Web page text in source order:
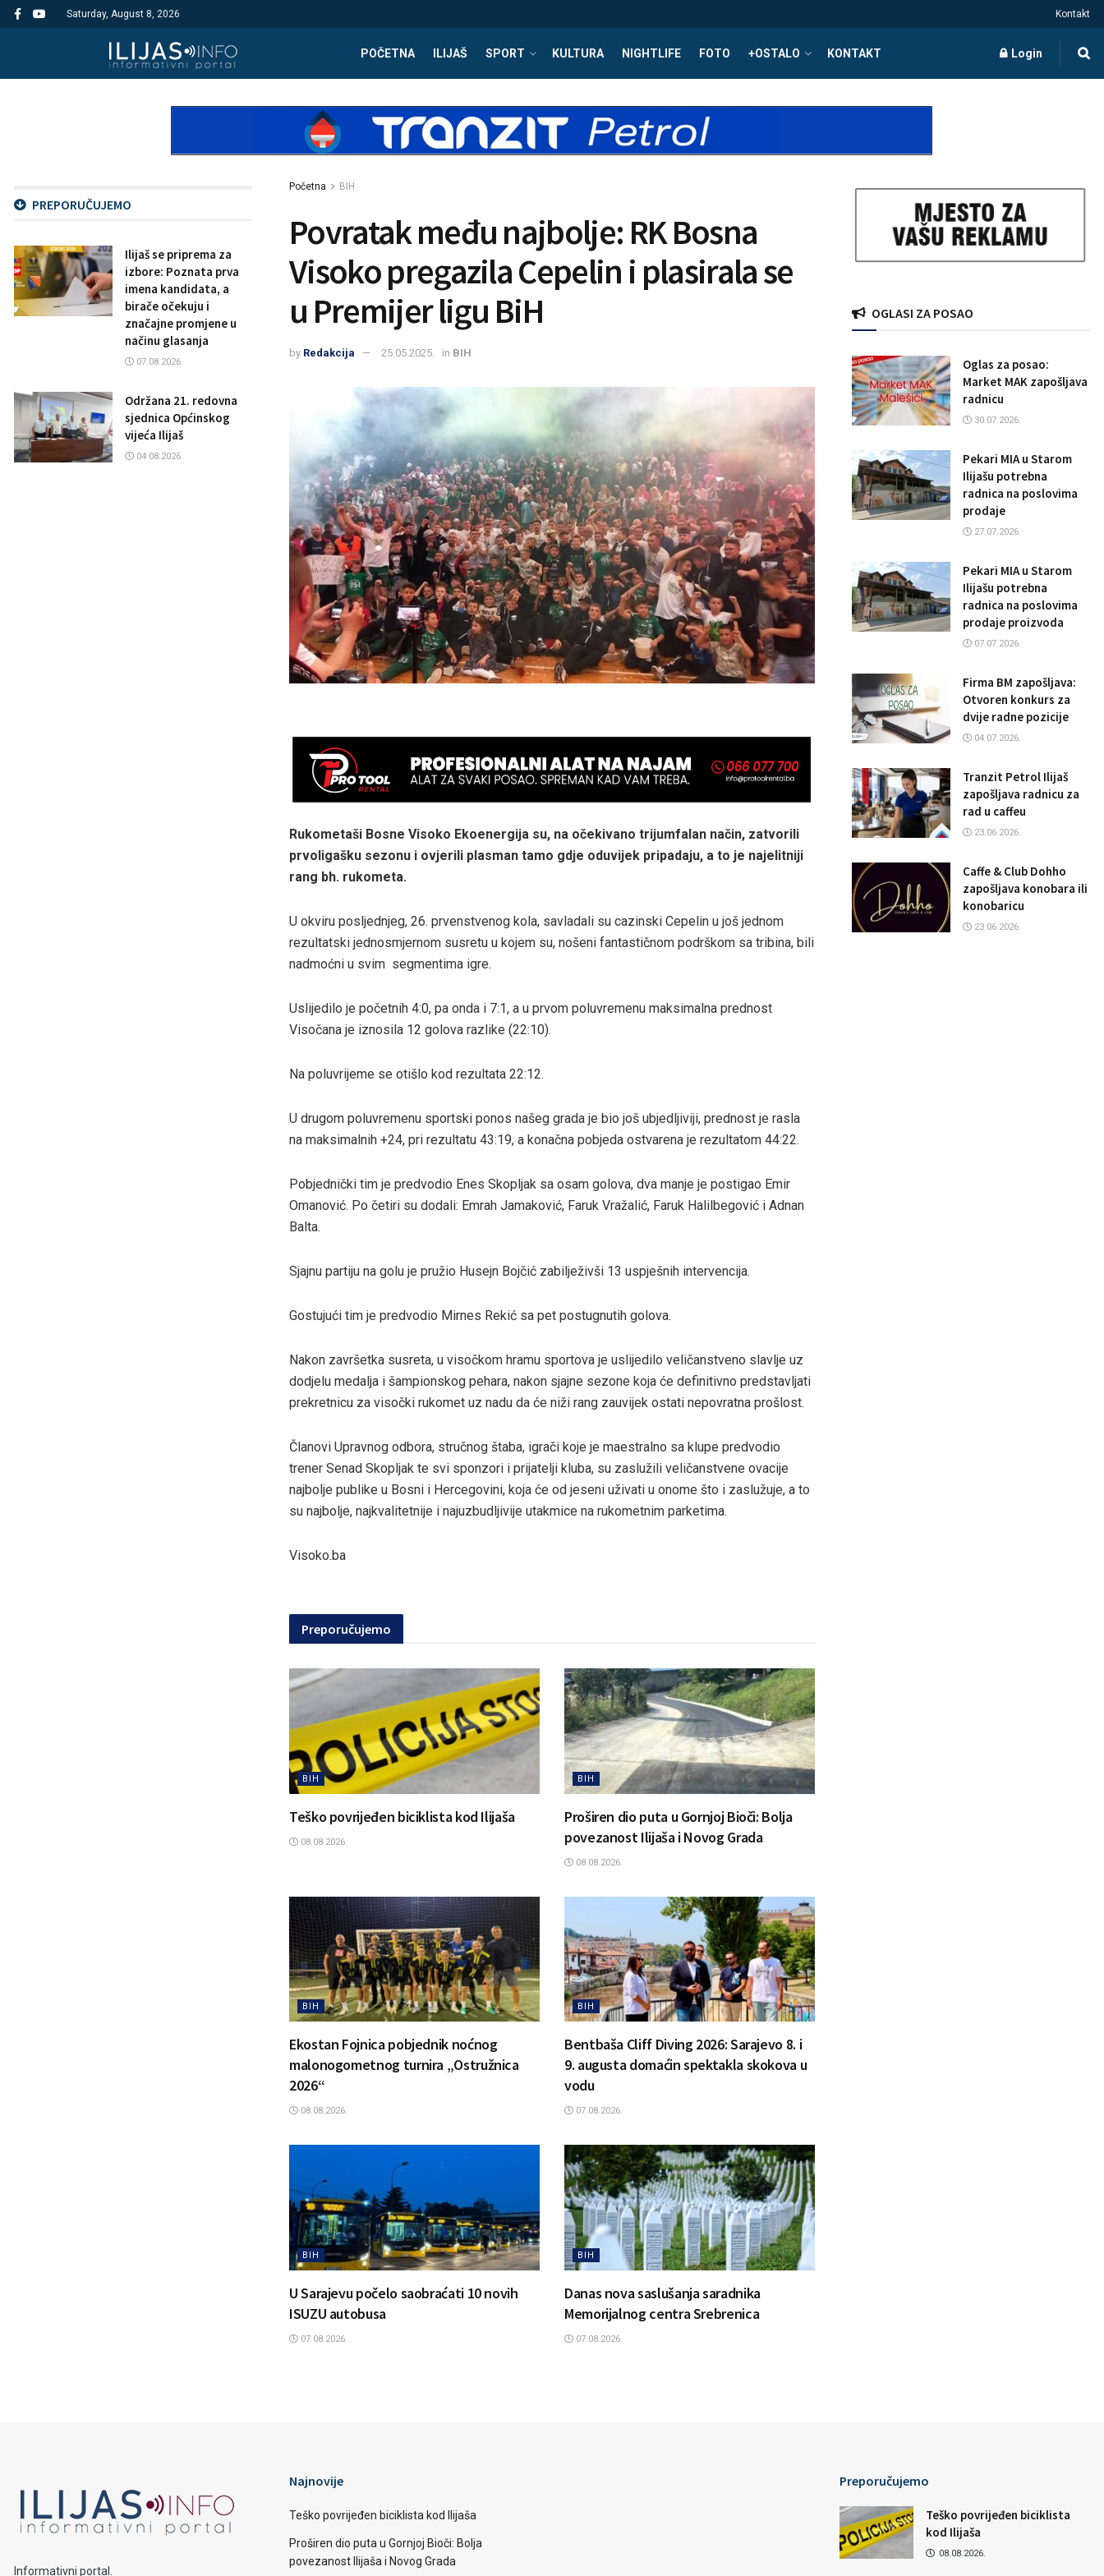
Saturday, August 8, 2026 Kontakt
POČETNA ILIJAŠ SPORT KULTURA NIGHTLIFE FOTO +OSTALO KONTAKT Login
Početna BIH
Povratak među najbolje: RK Bosna
Visoko pregazila Cepelin i plasirala se
u Premijer ligu BiH
by Redakcija 25.05.2025. in BIH
Rukometaši Bosne Visoko Ekoenergija su, na očekivano trijumfalan način, zatvorili
prvoligašku sezonu i ovjerili plasman tamo gdje oduvijek pripadaju, a to je najelitniji
rang bh. rukometa.
U okviru posljednjeg, 26. prvenstvenog kola, savladali su cazinski Cepelin u još jednom
rezultatski jednosmjernom susretu u kojem su, nošeni fantastičnom podrškom sa tribina, bili
nadmoćni u svim segmentima igre.
Uslijedilo je početnih 4:0, pa onda i 7:1, a u prvom poluvremenu maksimalna prednost
Visočana je iznosila 12 golova razlike (22:10).
Na poluvrijeme se otišlo kod rezultata 22:12.
U drugom poluvremenu sportski ponos našeg grada je bio još ubjedljiviji, prednost je rasla
na maksimalnih +24, pri rezultatu 43:19, a konačna pobjeda ostvarena je rezultatom 44:22.
Pobjednički tim je predvodio Enes Skopljak sa osam golova, dva manje je postigao Emir
Omanović. Po četiri su dodali: Emrah Jamaković, Faruk Vražalić, Faruk Halilbegović i Adnan
Balta.
Sjajnu partiju na golu je pružio Husejn Bojčić zabilježivši 13 uspješnih intervencija.
Gostujući tim je predvodio Mirnes Rekić sa pet postugnutih golova.
Nakon završetka susreta, u visočkom hramu sportova je uslijedilo veličanstveno slavlje uz
dodjelu medalja i šampionskog pehara, nakon sjajne sezone koja će definitivno predstavljati
prekretnicu za visočki rukomet uz nadu da će niži rang zauvijek ostati nepovratna prošlost.
Članovi Upravnog odbora, stručnog štaba, igrači koje je maestralno sa klupe predvodio
trener Senad Skopljak te svi sponzori i prijatelji kluba, su zaslužili veličanstvene ovacije
najbolje publike u Bosni i Hercegovini, koja će od jeseni uživati u onome što i zaslužuje, a to
su najbolje, najkvalitetnije i najuzbudljivije utakmice na rukometnim parketima.
Visoko.ba
Preporučujemo
BIH
Teško povrijeđen biciklista kod Ilijaša
08.08.2026.
BIH
Proširen dio puta u Gornjoj Bioči: Bolja
povezanost Ilijaša i Novog Grada
08.08.2026.
BIH
Ekostan Fojnica pobjednik noćnog
malonogometnog turnira „Ostružnica
2026“
08.08.2026.
BIH
Bentbaša Cliff Diving 2026: Sarajevo 8. i
9. augusta domaćin spektakla skokova u
vodu
07.08.2026.
BIH
U Sarajevu počelo saobraćati 10 novih
ISUZU autobusa
07.08.2026.
BIH
Danas nova saslušanja saradnika
Memorijalnog centra Srebrenica
07.08.2026.
PREPORUČUJEMO
Ilijaš se priprema za
izbore: Poznata prva
imena kandidata, a
birače očekuju i
značajne promjene u
načinu glasanja
07.08.2026.
Održana 21. redovna
sjednica Općinskog
vijeća Ilijaš
04.08.2026.
OGLASI ZA POSAO
Oglas za posao:
Market MAK zapošljava
radnicu
30.07.2026.
Pekari MIA u Starom
Ilijašu potrebna
radnica na poslovima
prodaje
27.07.2026.
Pekari MIA u Starom
Ilijašu potrebna
radnica na poslovima
prodaje proizvoda
07.07.2026.
Firma BM zapošljava:
Otvoren konkurs za
dvije radne pozicije
04.07.2026.
Tranzit Petrol Ilijaš
zapošljava radnicu za
rad u caffeu
23.06.2026.
Caffe & Club Dohho
zapošljava konobara ili
konobaricu
23.06.2026.
Informativni portal.
Najnovije
Teško povrijeđen biciklista kod Ilijaša
Proširen dio puta u Gornjoj Bioči: Bolja
povezanost Ilijaša i Novog Grada
Preporučujemo
Teško povrijeđen biciklista
kod Ilijaša
08.08.2026.